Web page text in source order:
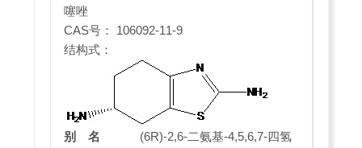
噻唑
CAS号： 106092-11-9
结构式：
别 名 (6R)-2,6-二氨基-4,5,6,7-四氢